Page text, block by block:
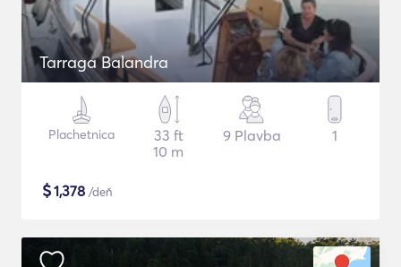
Tarraga Balandra
Plachetnica
33 ft
10 m
9 Plavba 1
$1,378 /deň